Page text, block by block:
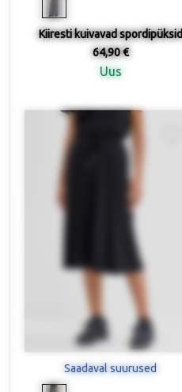
Kiiresti kuivavad spordipüksid
64,90 €
Uus
Saadaval suurused